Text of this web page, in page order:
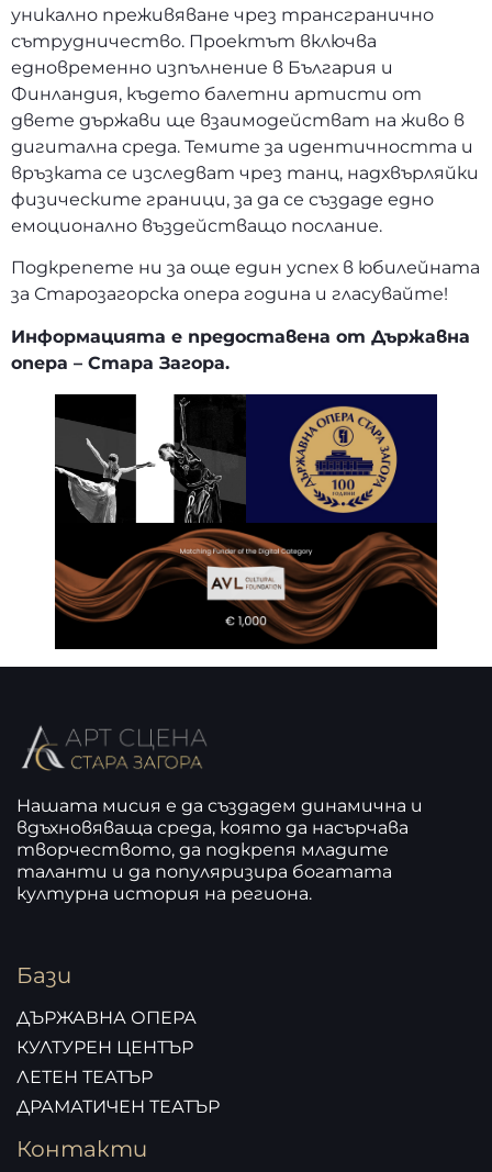
уникално преживяване чрез трансгранично
сътрудничество. Проектът включва
едновременнo изпълнениe в България и
Финландия, където балетни артисти от
двете държави ще взаимодействат на живо в
дигитална среда. Темите за идентичността и
връзката се изследват чрез танц, надхвърляйки
физическите граници, за да се създаде едно
емоционално въздействащо послание.
Подкрепете ни за още един успех в юбилейната
за Старозагорска опера година и гласувайте!
Информацията е предоставена от Държавна
опера – Стара Загора.
Нашата мисия е да създадем динамична и
вдъхновяваща среда, която да насърчава
творчеството, да подкрепя младите
таланти и да популяризира богатата
културна история на региона.
Бази
ДЪРЖАВНА ОПЕРА
КУЛТУРЕН ЦЕНТЪР
ЛЕТЕН ТЕАТЪР
ДРАМАТИЧЕН ТЕАТЪР
Контакти